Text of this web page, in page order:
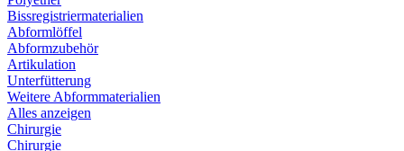
Bissregistriermaterialien
Abformlöffel
Abformzubehör
Artikulation
Unterfütterung
Weitere Abformmaterialien
Alles anzeigen
Chirurgie
Chirurgie